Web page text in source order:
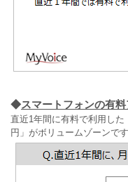
◆スマートフォンの有
直近1年間に有料で利用し
円」がボリュームゾーンで